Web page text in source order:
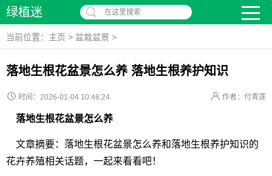
绿植迷 在这里搜索
当前位置： 主页 > 盆栽盆景 >
落地生根花盆景怎么养 落地生根养护知识
时间：2026-01-04 10:46:24 作者：付青莲
落地生根花盆景怎么养
文章摘要：落地生根花盆景怎么养和落地生根养护知识的
花卉养殖相关话题，一起来看看吧！